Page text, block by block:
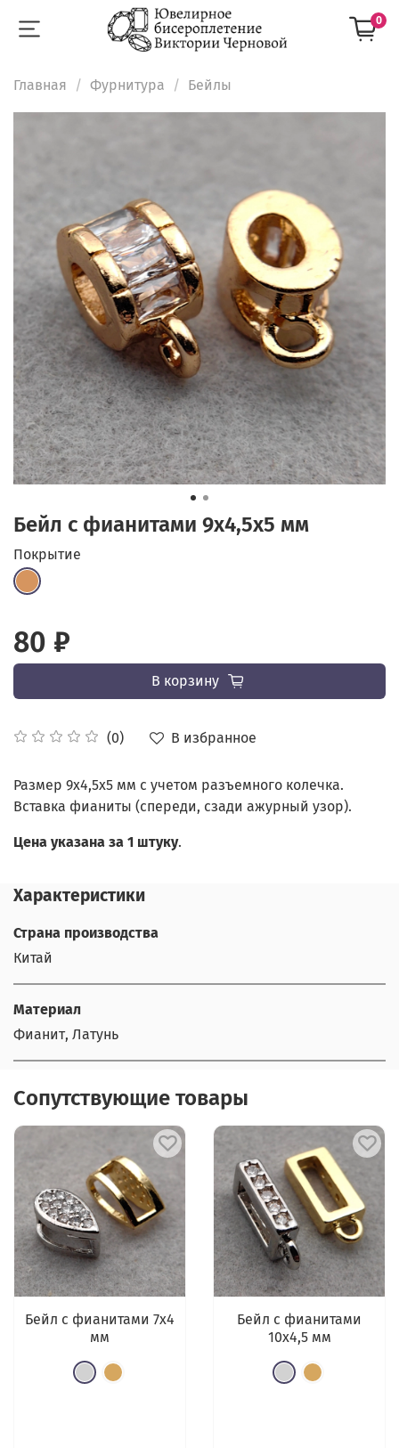
0
Главная Фурнитура Бейлы
Бейл с фианитами 9x4,5х5 мм
(0) В избранное
Покрытие
80 ₽
В корзину
Размер 9x4,5х5 мм с учетом разъемного колечка.
Вставка фианиты (спереди, сзади ажурный узор).
Цена указана за 1 штуку.
Характеристики
Страна производства
Китай
Материал
Фианит, Латунь
Сопутствующие товары
Бейл с фианитами 7х4
мм
Бейл с фианитами
10х4,5 мм